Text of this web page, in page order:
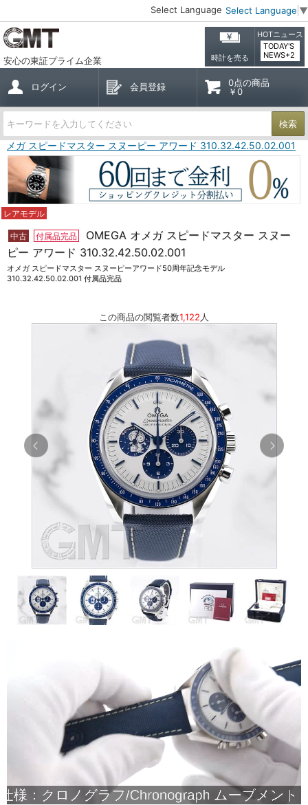
Select Language Select Language ▼
安心の東証プライム企業 時計を売る
HOTニュース
TODAY'S
NEWS+2
ログイン 会員登録
0点の商品
￥0
検索
メガ スピードマスター スヌーピー アワード 310.32.42.50.02.001
レアモデル
中古 付属品完品
OMEGA オメガ スピードマスター スヌー
ピー アワード 310.32.42.50.02.001
オメガ スピードマスター スヌーピーアワード50周年記念モデル
310.32.42.50.02.001 付属品完品
この商品の閲覧者数1,122 人